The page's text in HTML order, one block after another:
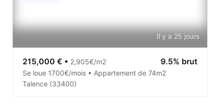
Il y a 25 jours
215,000 € • 2,905€/m2 9.5% brut
Se loue 1700€/mois • Appartement de 74m2
Talence (33400)